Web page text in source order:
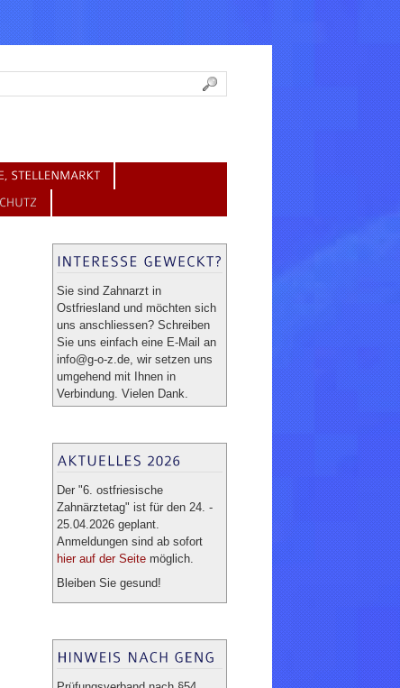
Sie sind Zahnarzt in
Ostfriesland und möchten sich
uns anschliessen? Schreiben
Sie uns einfach eine E-Mail an
info@g-o-z.de, wir setzen uns
umgehend mit Ihnen in
Verbindung. Vielen Dank.
Der "6. ostfriesische
Zahnärztetag" ist für den 24. -
25.04.2026 geplant.
Anmeldungen sind ab sofort
hier auf der Seite möglich.
Bleiben Sie gesund!